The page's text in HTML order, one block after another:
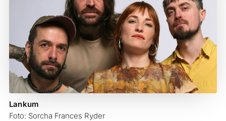
Lankum
Foto: Sorcha Frances Ryder